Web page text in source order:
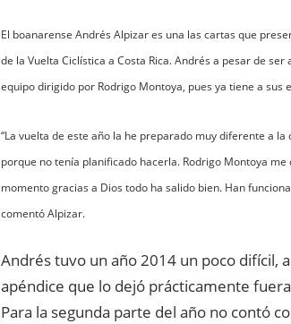
El boanarense Andrés Alpizar es una las cartas que
de la Vuelta Ciclística a Costa Rica. Andrés a pesar de
equipo dirigido por Rodrigo Montoya, pues ya tiene a sus
“La vuelta de este año la he preparado muy diferente a
porque no tenía planificado hacerla. Rodrigo Montoya
momento gracias a Dios todo ha salido bien. Han
comentó Alpizar.
Andrés tuvo un año 2014 un poco difícil,
apéndice que lo dejó prácticamente
Para la segunda parte del año no contó